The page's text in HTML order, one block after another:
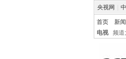
央视网
首页 新闻
电视
频道